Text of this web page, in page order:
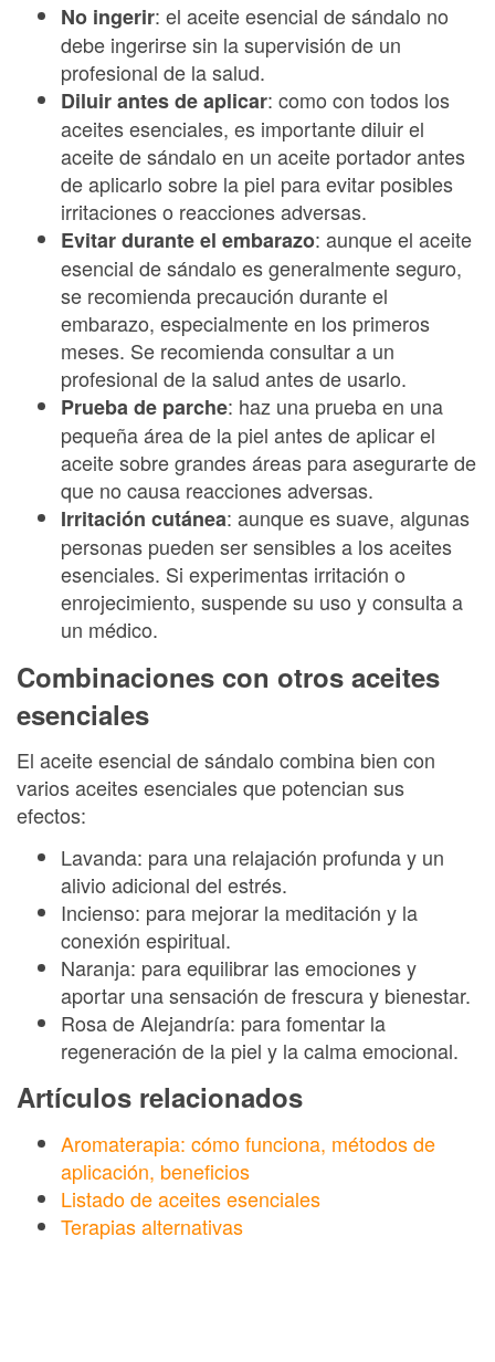
No ingerir: el aceite esencial de sándalo no
debe ingerirse sin la supervisión de un
profesional de la salud.
Diluir antes de aplicar: como con todos los
aceites esenciales, es importante diluir el
aceite de sándalo en un aceite portador antes
de aplicarlo sobre la piel para evitar posibles
irritaciones o reacciones adversas.
Evitar durante el embarazo: aunque el aceite
esencial de sándalo es generalmente seguro,
se recomienda precaución durante el
embarazo, especialmente en los primeros
meses. Se recomienda consultar a un
profesional de la salud antes de usarlo.
Prueba de parche: haz una prueba en una
pequeña área de la piel antes de aplicar el
aceite sobre grandes áreas para asegurarte de
que no causa reacciones adversas.
Irritación cutánea: aunque es suave, algunas
personas pueden ser sensibles a los aceites
esenciales. Si experimentas irritación o
enrojecimiento, suspende su uso y consulta a
un médico.
Combinaciones con otros aceites
esenciales
El aceite esencial de sándalo combina bien con
varios aceites esenciales que potencian sus
efectos:
Lavanda: para una relajación profunda y un
alivio adicional del estrés.
Incienso: para mejorar la meditación y la
conexión espiritual.
Naranja: para equilibrar las emociones y
aportar una sensación de frescura y bienestar.
Rosa de Alejandría: para fomentar la
regeneración de la piel y la calma emocional.
Artículos relacionados
Aromaterapia: cómo funciona, métodos de
aplicación, beneficios
Listado de aceites esenciales
Terapias alternativas